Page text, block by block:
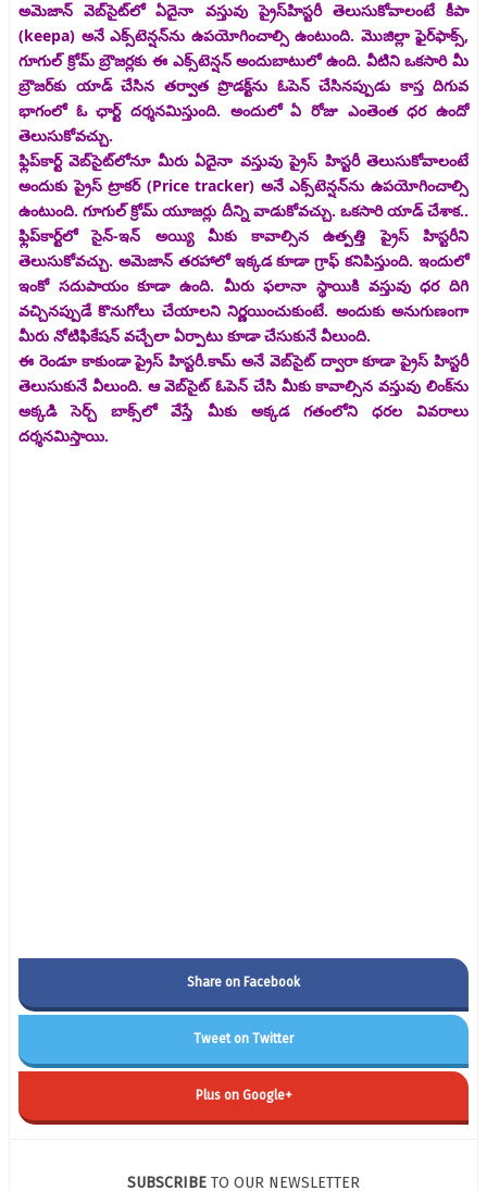
అమెజాన్‌ వెబ్‌సైట్‌లో ఏదైనా వస్తువు ప్రైస్‌హిస్టరీ తెలుసుకోవాలంటే కీపా
(keepa) అనే ఎక్స్‌టెన్షన్‌ను ఉపయోగించాల్సి ఉంటుంది. మొజిల్లా ఫైర్‌ఫాక్స్‌,
గూగుల్‌ క్రోమ్‌ బ్రౌజర్లకు ఈ ఎక్స్‌టెన్షన్‌ అందుబాటులో ఉంది. వీటిని ఒకసారి మీ
బ్రౌజర్‌కు యాడ్‌ చేసిన తర్వాత ప్రొడక్ట్‌ను ఓపెన్‌ చేసినప్పుడు కాస్త దిగువ
భాగంలో ఓ ఛార్ట్‌ దర్శనమిస్తుంది. అందులో ఏ రోజు ఎంతెంత ధర ఉందో
తెలుసుకోవచ్చు.
ఫ్లిప్‌కార్ట్‌ వెబ్‌సైట్‌లోనూ మీరు ఏదైనా వస్తువు ప్రైస్‌ హిస్టరీ తెలుసుకోవాలంటే
అందుకు ప్రైస్‌ ట్రాకర్‌ (Price tracker) అనే ఎక్స్‌టెన్షన్‌ను ఉపయోగించాల్సి
ఉంటుంది. గూగుల్‌ క్రోమ్‌ యూజర్లు దీన్ని వాడుకోవచ్చు. ఒకసారి యాడ్‌ చేశాక..
ఫ్లిప్‌కార్ట్‌లో సైన్‌-ఇన్‌ అయ్యి మీకు కావాల్సిన ఉత్పత్తి ప్రైస్‌ హిస్టరీని
తెలుసుకోవచ్చు. అమెజాన్‌ తరహాలో ఇక్కడ కూడా గ్రాఫ్‌ కనిపిస్తుంది. ఇందులో
ఇంకో సదుపాయం కూడా ఉంది. మీరు ఫలానా స్థాయికి వస్తువు ధర దిగి
వచ్చినప్పుడే కొనుగోలు చేయాలని నిర్ణయించుకుంటే. అందుకు అనుగుణంగా
మీరు నోటిఫికేషన్‌ వచ్చేలా ఏర్పాటు కూడా చేసుకునే వీలుంది.
ఈ రెండూ కాకుండా ప్రైస్‌ హిస్టరీ.కామ్‌ అనే వెబ్‌సైట్‌ ద్వారా కూడా ప్రైస్‌ హిస్టరీ
తెలుసుకునే వీలుంది. ఆ వెబ్‌సైట్‌ ఓపెన్‌ చేసి మీకు కావాల్సిన వస్తువు లింక్‌ను
అక్కడి సెర్చ్‌ బాక్స్‌లో వేస్తే మీకు అక్కడ గతంలోని ధరల వివరాలు
దర్శనమిస్తాయి.
Share on Facebook
Tweet on Twitter
Plus on Google+
SUBSCRIBE TO OUR NEWSLETTER